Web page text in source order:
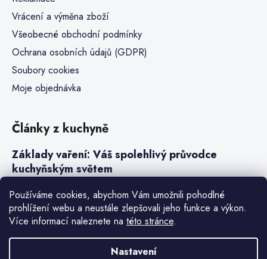
Používáme cookies, abychom Vám umožnili pohodlné
prohlížení webu a neustále zlepšovali jeho funkce a výkon.
Více informací naleznete na této stránce.
Nastavení
Vrácení a výměna zboží
Všeobecné obchodní podmínky
Ochrana osobních údajů (GDPR)
Soubory cookies
Moje objednávka
Články z kuchyně
Základy vaření: Váš spolehlivý průvodce
kuchyňským světem
Steaky a sous-vide vaření
Jak vařit v tlakovém hrnci neboli papiňáku